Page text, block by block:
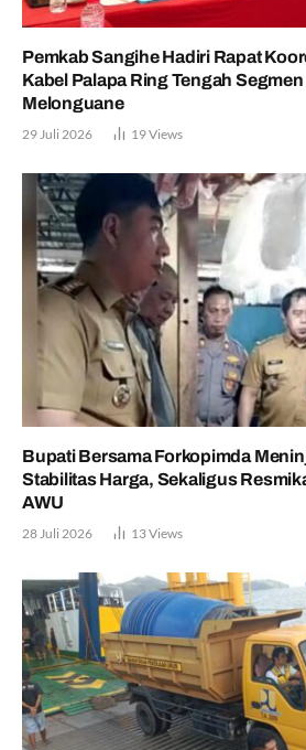
Pemkab Sangihe Hadiri Rapat
Kabel Palapa Ring Tengah
Melonguane
29 Juli 2026 19Views
Bupati Bersama Forkopimda
Stabilitas Harga, Sekaligus
AWU
28 Juli 2026 13Views